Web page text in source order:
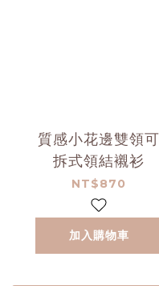
質感小花邊雙領可
拆式領結襯衫
NT$870
加入購物車